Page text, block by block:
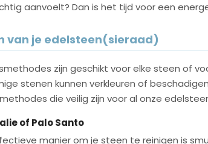
aanvoelt? Dan is het tijd voor een
van je edelsteen(sieraad)
zijn geschikt voor elke steen of
stenen kunnen verkleuren of
die veilig zijn voor al onze
of Palo Santo
manier om je steen te reinigen is